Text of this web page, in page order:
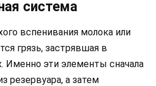
система
вспенивания молока или
грязь, застрявшая в
Именно эти элементы сначала
резервуара, а затем